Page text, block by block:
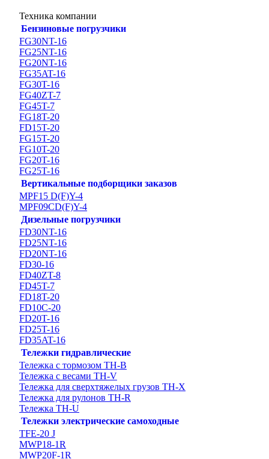
Техника компании
Бензиновые погрузчики
FG30NT-16
FG25NT-16
FG20NT-16
FG35AT-16
FG30T-16
FG40ZT-7
FG45T-7
FG18T-20
FD15T-20
FG15T-20
FG10T-20
FG20T-16
FG25T-16
Вертикальные подборщики заказов
MPF15 D(F)Y-4
MPF09CD(F)Y-4
Дизельные погрузчики
FD30NT-16
FD25NT-16
FD20NT-16
FD30-16
FD40ZT-8
FD45T-7
FD18T-20
FD10C-20
FD20T-16
FD25T-16
FD35AT-16
Тележки гидравлические
Тележка с тормозом TH-B
Тележка с весами TH-V
Тележка для сверхтяжелых грузов TH-X
Тележка для рулонов TH-R
Тележка TH-U
Тележки электрические самоходные
TFE-20 J
MWP18-1R
MWP20F-1R